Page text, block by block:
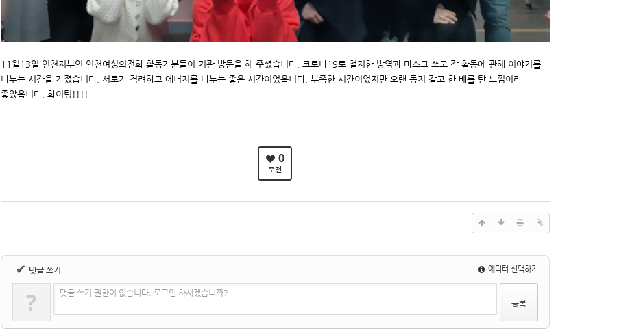
11월13일 인천지부인 인천여성의전화 활동가분들이 기관 방문을 해 주셨습니다. 코로나19로 철저한 방역과 마스크 쓰고 각 활동에 관해 이야기를
나누는 시간을 가졌습니다. 서로가 격려하고 에너지를 나누는 좋은 시간이었읍니다. 부족한 시간이었지만 오랜 동지 같고 한 배를 탄 느낌이라
좋았읍니다. 화이팅!!!!
0
추천
✔ 댓글 쓰기 에디터 선택하기
? 댓글 쓰기 권한이 없습니다. 로그인 하시겠습니까?